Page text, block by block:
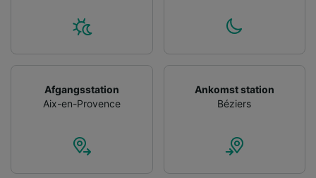
Afgangsstation
Aix-en-Provence
Ankomst station
Béziers